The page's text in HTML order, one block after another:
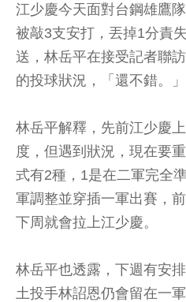
江少慶今天面對台鋼雄鷹
被敲3支安打，丟掉1分責
送，林岳平在接受記者聯
的投球狀況，「還不錯。」
林岳平解釋，先前江少慶
度，但遇到狀況，現在要
式有2種，1是在二軍完全
軍調整並穿插一軍出賽，
下周就會拉上江少慶。
林岳平也透露，下週有安
土投手林詔恩仍會留在一